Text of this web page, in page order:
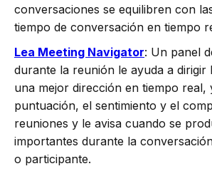
conversaciones se equilibren con
tiempo de conversación en tiempo
Lea Meeting Navigator: Un panel
durante la reunión le ayuda a dirigir
una mejor dirección en tiempo real,
puntuación, el sentimiento y el
reuniones y le avisa cuando se
importantes durante la
o participante.